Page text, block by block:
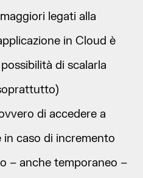
legati alla
in Cloud è
di scalarla
di accedere a
caso di incremento
– anche temporaneo –